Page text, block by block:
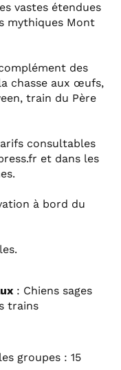
vastes étendues
mythiques Mont
des
chasse aux œufs,
train du Père
consultables
et dans les
à bord du
: Chiens sages
trains
groupes : 15